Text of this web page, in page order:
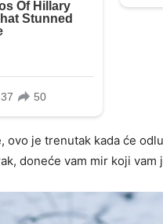
ovo je trenutak kada će
doneće vam mir koji vam